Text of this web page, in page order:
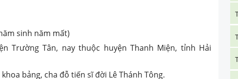
sinh năm mất)
Trường Tân, nay thuộc huyện Thanh Miện, tỉnh Hải
bảng, cha đỗ tiến sĩ đời Lê Thánh Tông.